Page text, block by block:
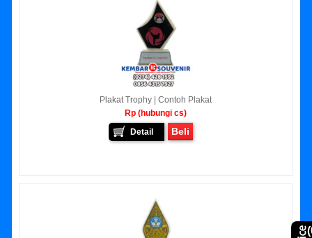
Plakat Trophy | Contoh Plakat
Rp (hubungi cs)
Detail
Beli